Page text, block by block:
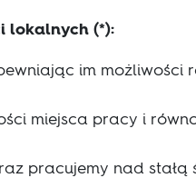
lokalnych (*):
im
miejsca pracy i
pracujemy nad